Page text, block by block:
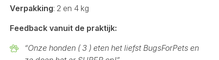
Verpakking: 2 en 4 kg
Feedback vanuit de praktijk:
“Onze honden ( 3 ) eten het liefst BugsForPets en